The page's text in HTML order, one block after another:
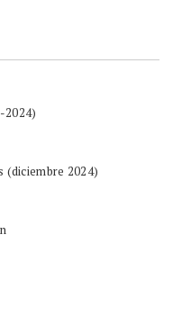
2024)
(diciembre 2024)